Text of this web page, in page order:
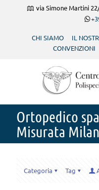
via Simone Martini
CHI SIAMO IL
CONVENZIONI
Ortopedico
Misurata
Categoria Tag